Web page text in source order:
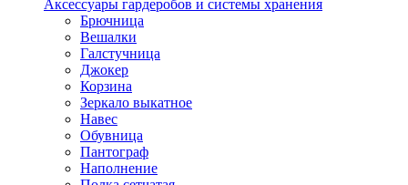
Аксессуары гардеробов и системы хранения
Брючница
Вешалки
Галстучница
Джокер
Корзина
Зеркало выкатное
Навес
Обувница
Пантограф
Наполнение